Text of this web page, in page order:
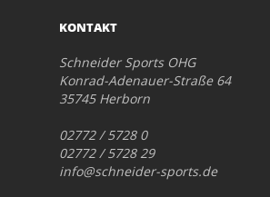
KONTAKT
Schneider Sports OHG
Konrad-Adenauer-Straße 64
35745 Herborn
02772 / 5728 0
02772 / 5728 29
info@schneider-sports.de